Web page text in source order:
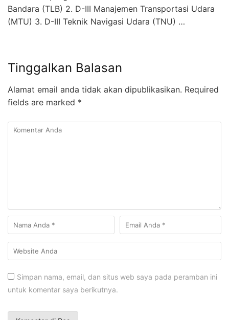
Bandara (TLB) 2. D-III Manajemen Transportasi Udara
(MTU) 3. D-III Teknik Navigasi Udara (TNU) …
Tinggalkan Balasan
Alamat email anda tidak akan dipublikasikan. Required
fields are marked *
Simpan nama, email, dan situs web saya pada peramban ini
untuk komentar saya berikutnya.